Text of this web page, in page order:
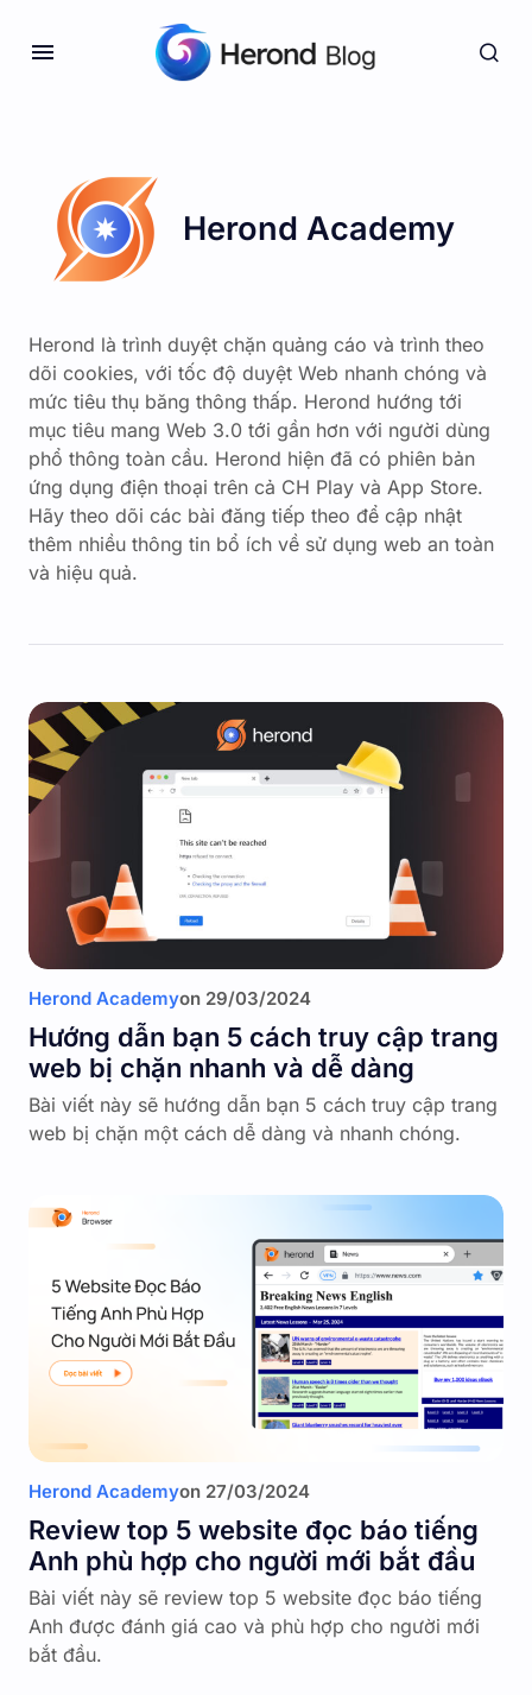
Herond Academy
Herond là trình duyệt chặn quảng cáo và trình theo
dõi cookies, với tốc độ duyệt Web nhanh chóng và
mức tiêu thụ băng thông thấp. Herond hướng tới
mục tiêu mang Web 3.0 tới gần hơn với người dùng
phổ thông toàn cầu. Herond hiện đã có phiên bản
ứng dụng điện thoại trên cả CH Play và App Store.
Hãy theo dõi các bài đăng tiếp theo để cập nhật
thêm nhiều thông tin bổ ích về sử dụng web an toàn
và hiệu quả.
Herond Academyon 29/03/2024
Hướng dẫn bạn 5 cách truy cập trang
web bị chặn nhanh và dễ dàng
Bài viết này sẽ hướng dẫn bạn 5 cách truy cập trang
web bị chặn một cách dễ dàng và nhanh chóng.
Herond Academyon 27/03/2024
Review top 5 website đọc báo tiếng
Anh phù hợp cho người mới bắt đầu
Bài viết này sẽ review top 5 website đọc báo tiếng
Anh được đánh giá cao và phù hợp cho người mới
bắt đầu.